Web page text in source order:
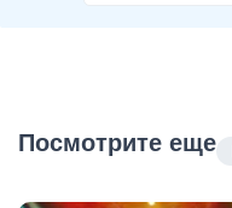
Посмотрите еще